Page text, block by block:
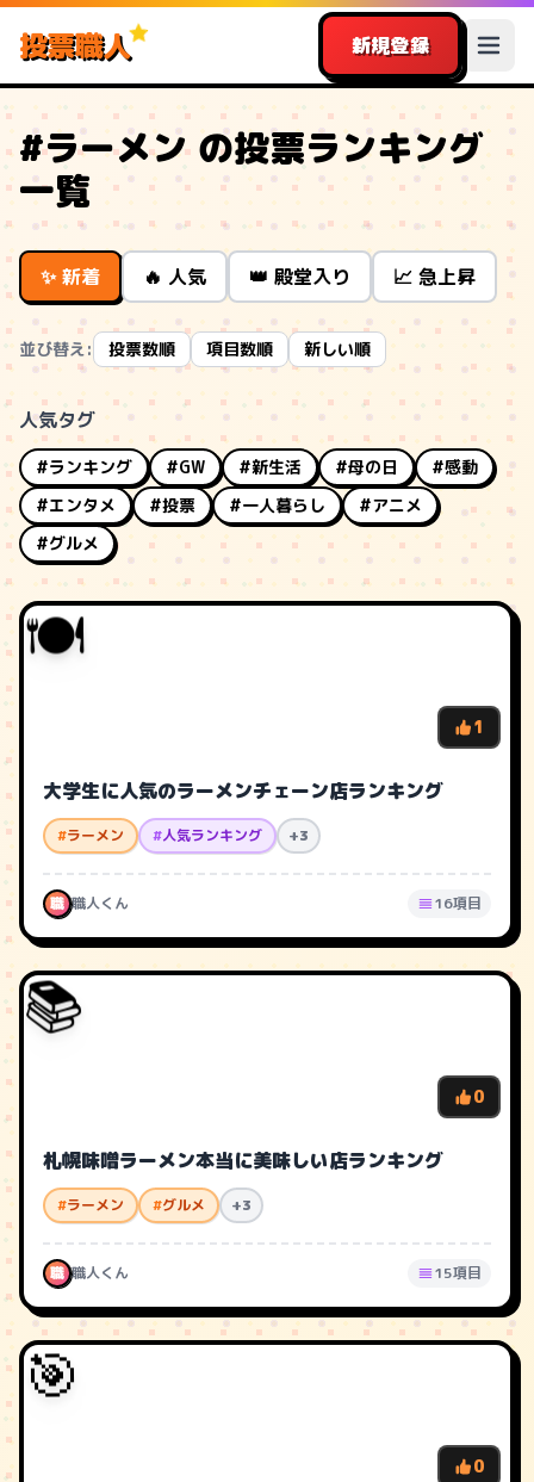
投票職人 新規登録
#ラーメン の投票ランキング
一覧
✨ 新着 🔥 人気 👑 殿堂入り 📈 急上昇
並び替え: 投票数順 項目数順 新しい順
人気タグ
#ランキング #GW #新生活 #母の日
#感動
#エンタメ
#投票 #一人暮らし
#アニメ
#グルメ
🍽️
1
大学生に人気のラーメンチェーン店ランキング
#ラーメン #人気ランキング +3
職 職人くん 16項目
📚
0
札幌味噌ラーメン本当に美味しい店ランキング
#ラーメン #グルメ +3
職 職人くん 15項目
🎯
0